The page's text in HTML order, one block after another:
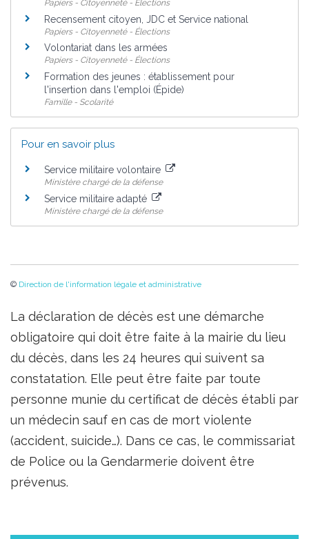
Papiers - Citoyenneté - Élections
Recensement citoyen, JDC et Service national
Papiers - Citoyenneté - Élections
Volontariat dans les armées
Papiers - Citoyenneté - Élections
Formation des jeunes : établissement pour
l'insertion dans l'emploi (Épide)
Famille - Scolarité
Pour en savoir plus
Service militaire volontaire
Ministère chargé de la défense
Service militaire adapté
Ministère chargé de la défense
© Direction de l'information légale et administrative
La déclaration de décès est une démarche
obligatoire qui doit être faite à la mairie du lieu
du décès, dans les 24 heures qui suivent sa
constatation. Elle peut être faite par toute
personne munie du certificat de décès établi par
un médecin sauf en cas de mort violente
(accident, suicide…). Dans ce cas, le commissariat
de Police ou la Gendarmerie doivent être
prévenus.